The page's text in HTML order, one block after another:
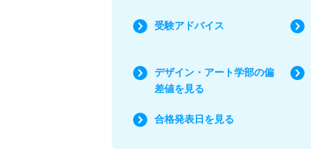
受験アドバイス
デザイン・アート学部の偏
差値を見る
合格発表日を見る